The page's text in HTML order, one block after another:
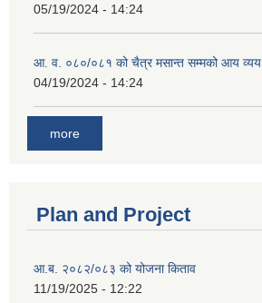
05/19/2024 - 14:24
आ. व. ०८०/०८१ को चैत्र मसान्त सम्मको आय व्यय
04/19/2024 - 14:24
more
Plan and Project
आ.ब. २०८२/०८३ को योजना किताव
11/19/2025 - 12:22